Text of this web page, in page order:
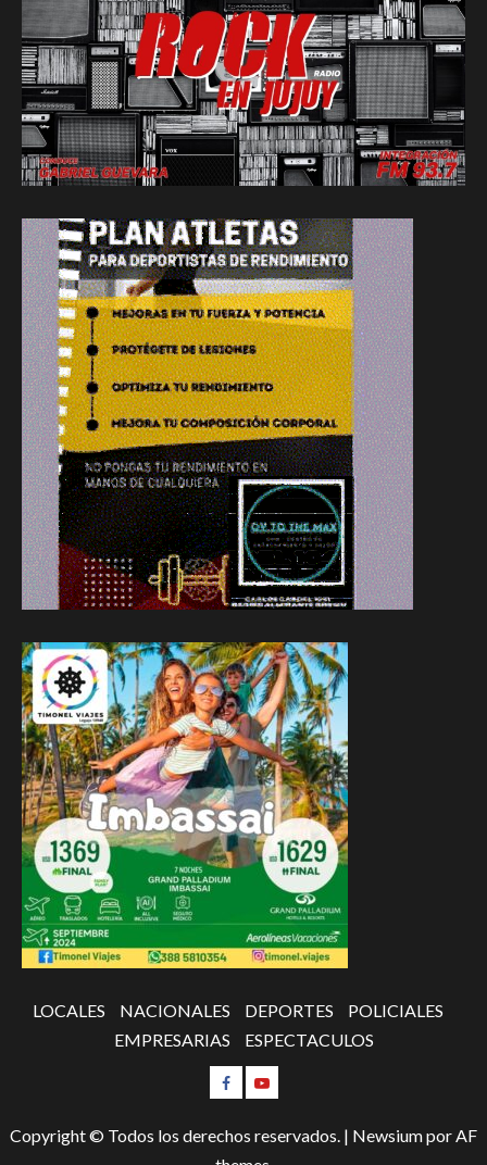
LOCALES NACIONALES DEPORTES
POLICIALES
EMPRESARIAS
ESPECTACULOS
Copyright © Todos los derechos reservados. | Newsiumpor AF